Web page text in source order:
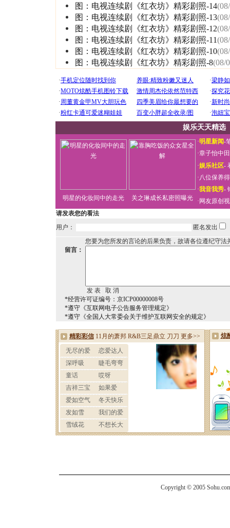
图：电视连续剧《红衣坊》精彩剧照-14
图：电视连续剧《红衣坊》精彩剧照-13
图：电视连续剧《红衣坊》精彩剧照-12
图：电视连续剧《红衣坊》精彩剧照-11
图：电视连续剧《红衣坊》精彩剧照-10
图：电视连续剧《红衣坊》精彩剧照-8(08/
娱乐天天精选
明星的化妆间中的走光 关之琳成长私密照曝光
·明星新闻-
·章子怡中
·娱乐社区-
·八位保养
·我音我秀-
· 网友原创
请发表您的看法
用户：
匿名发出
您要为您所发的言论的后果负责，故请各位遵纪守法
留言：
*经营许可证编号：京ICP00000008号
*遵守《互联网电子公告服务管理规定》
*遵守《全国人大常委会关于维护互联网安全的规定》
Copyright © 2005